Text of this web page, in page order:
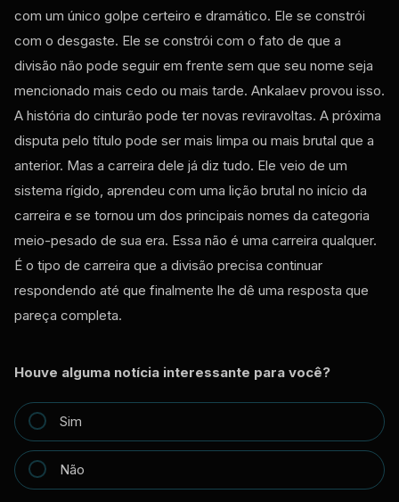
com um único golpe certeiro e dramático. Ele se constrói
com o desgaste. Ele se constrói com o fato de que a
divisão não pode seguir em frente sem que seu nome seja
mencionado mais cedo ou mais tarde. Ankalaev provou isso.
A história do cinturão pode ter novas reviravoltas. A próxima
disputa pelo título pode ser mais limpa ou mais brutal que a
anterior. Mas a carreira dele já diz tudo. Ele veio de um
sistema rígido, aprendeu com uma lição brutal no início da
carreira e se tornou um dos principais nomes da categoria
meio-pesado de sua era. Essa não é uma carreira qualquer.
É o tipo de carreira que a divisão precisa continuar
respondendo até que finalmente lhe dê uma resposta que
pareça completa.
Houve alguma notícia interessante para você?
Sim
Não